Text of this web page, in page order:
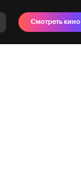
Смотреть кино